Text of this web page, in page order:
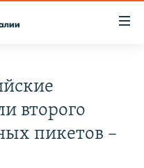
второго
пикетов –